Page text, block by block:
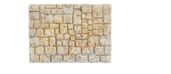
d'envie